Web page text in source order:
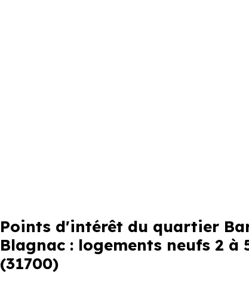
Points d'intérêt du quartier
Blagnac : logements neufs 2 à
(31700)